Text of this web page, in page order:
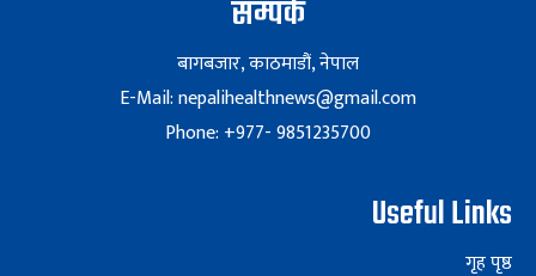
सम्पर्क
बागबजार, काठमाडौं, नेपाल
E-Mail: nepalihealthnews@gmail.com
Phone: +977- 9851235700
Useful Links
गृह पृष्ठ